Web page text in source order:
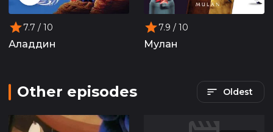
7.7 / 10
Аладдин
7.9 / 10
Мулан
Other episodes Oldest